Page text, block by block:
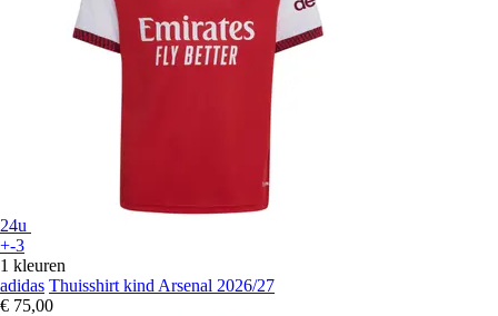
24u
+-3
1 kleuren
adidas Thuisshirt kind Arsenal 2026/27
€ 75,00